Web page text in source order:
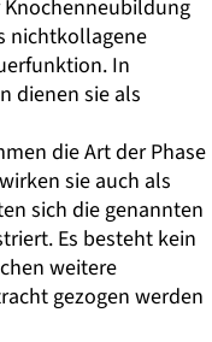
nichtkollagene
In
dienen sie als
die Art der Phase
sie auch als
sich die genannten
Es besteht kein
weitere
gezogen werden